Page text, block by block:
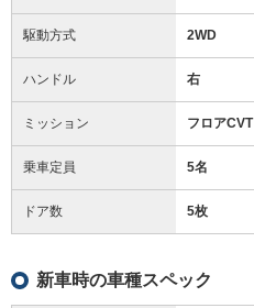
駆動方式 2WD
ハンドル 右
ミッション フロアCVT
乗車定員 5名
ドア数 5枚
新車時の車種スペック